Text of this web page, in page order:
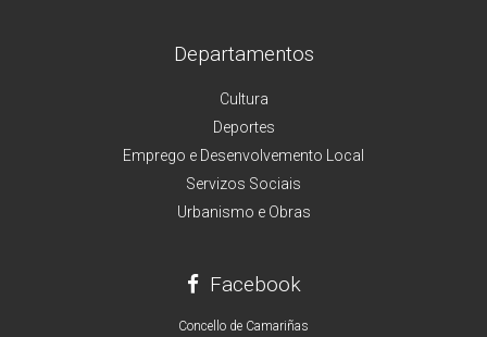
Departamentos
Cultura
Deportes
Emprego e Desenvolvemento Local
Servizos Sociais
Urbanismo e Obras
Facebook
Concello de Camariñas